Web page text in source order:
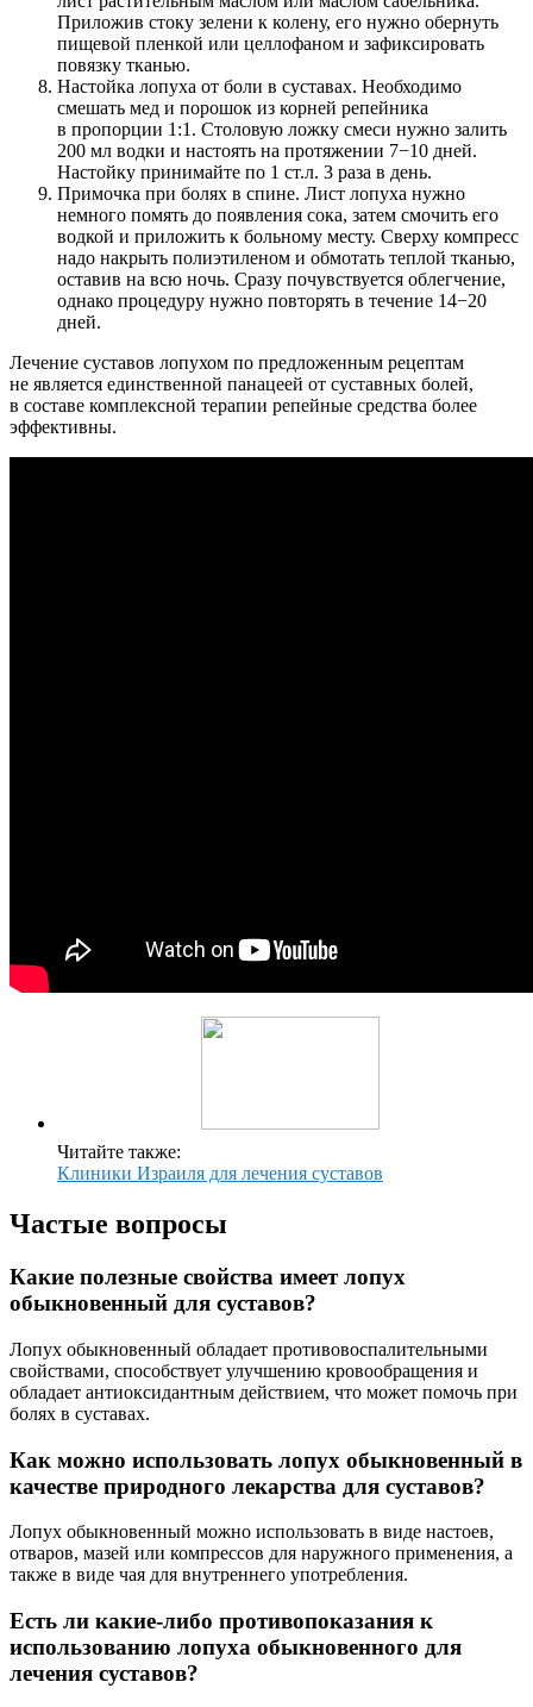
Приложив стоку зелени к колену, его нужно обернуть
пищевой пленкой или целлофаном и зафиксировать
повязку тканью.
Настойка лопуха от боли в суставах. Необходимо
смешать мед и порошок из корней репейника
в пропорции 1:1. Столовую ложку смеси нужно залить
200 мл водки и настоять на протяжении 7−10 дней.
Настойку принимайте по 1 ст.л. 3 раза в день.
Примочка при болях в спине. Лист лопуха нужно
немного помять до появления сока, затем смочить его
водкой и приложить к больному месту. Сверху компресс
надо накрыть полиэтиленом и обмотать теплой тканью,
оставив на всю ночь. Сразу почувствуется облегчение,
однако процедуру нужно повторять в течение 14−20
дней.
Лечение суставов лопухом по предложенным рецептам
не является единственной панацеей от суставных болей,
в составе комплексной терапии репейные средства более
эффективны.
Читайте также:
Клиники Израиля для лечения суставов
Частые вопросы
Какие полезные свойства имеет лопух
обыкновенный для суставов?
Лопух обыкновенный обладает противовоспалительными
свойствами, способствует улучшению кровообращения и
обладает антиоксидантным действием, что может помочь при
болях в суставах.
Как можно использовать лопух обыкновенный в
качестве природного лекарства для суставов?
Лопух обыкновенный можно использовать в виде настоев,
отваров, мазей или компрессов для наружного применения, а
также в виде чая для внутреннего употребления.
Есть ли какие-либо противопоказания к
использованию лопуха обыкновенного для
лечения суставов?